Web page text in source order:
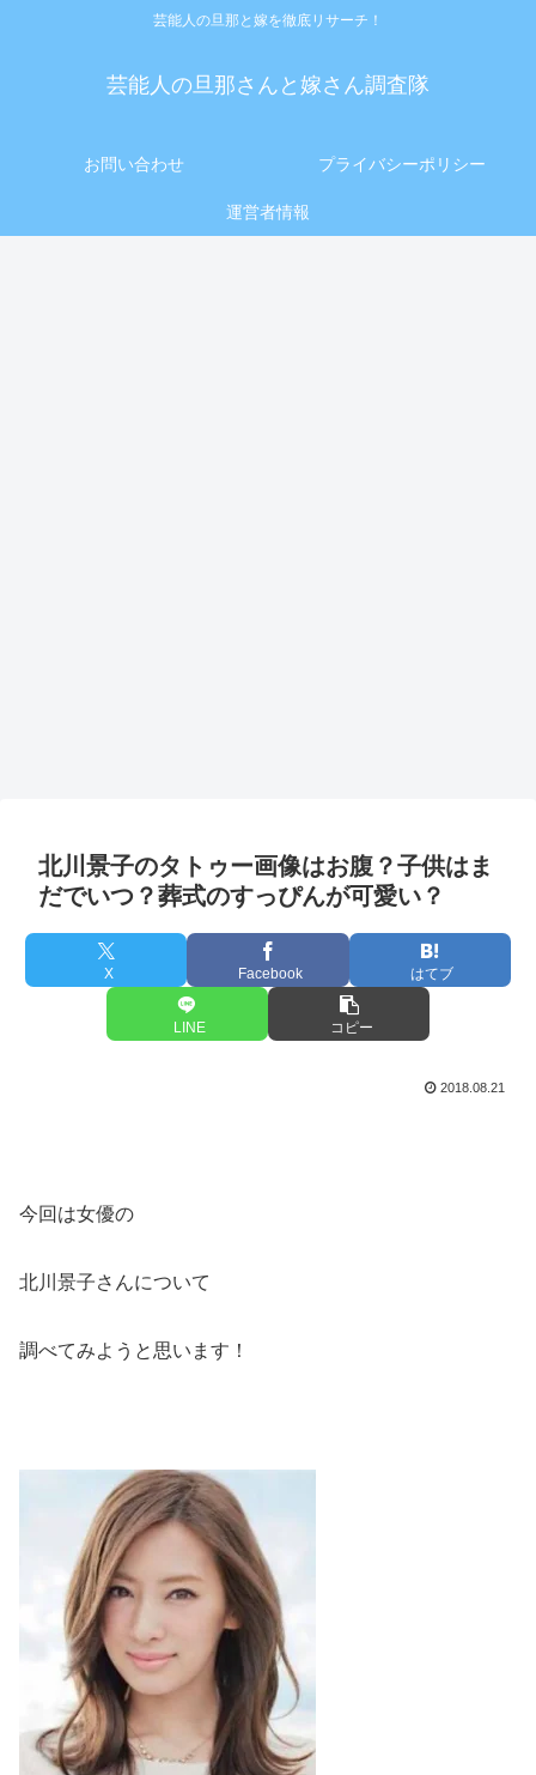
芸能人の旦那と嫁を徹底リサーチ！
芸能人の旦那さんと嫁さん調査隊
お問い合わせ プライバシーポリシー
運営者情報
北川景子のタトゥー画像はお腹？子供はま
だでいつ？葬式のすっぴんが可愛い？
X Facebook はてブ
LINE コピー
2018.08.21
今回は女優の
北川景子さんについて
調べてみようと思います！